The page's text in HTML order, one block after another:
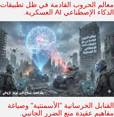
معالم الحروب القادمة في ظل تطبيقات
الذكاء الإصطناعي AI العسكرية.
القنابل الخرسانية "الأسمنتية" وصياغة
مفاهيم عقيدة منع الضرر الجانبي.